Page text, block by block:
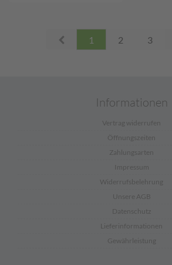
1 2 3
Informationen
Vertrag widerrufen
Öffnungszeiten
Zahlungsarten
Impressum
Widerrufsbelehrung
Unsere AGB
Datenschutz
Lieferinformationen
Gewährleistung